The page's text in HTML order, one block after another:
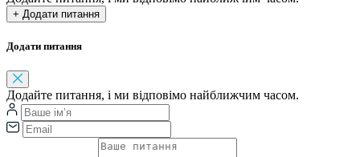
+ Додати питання
Додати питання
Додайте питання, і ми відповімо найближчим часом.